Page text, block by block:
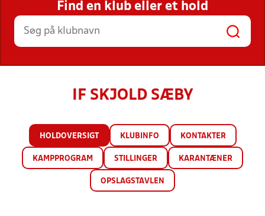
STILLINGER, RESULTATER, KLUBBER OG
HOLD
Find en klub eller et hold
IF SKJOLD SÆBY
HOLDOVERSIGT KLUBINFO KONTAKTER
KAMPPROGRAM STILLINGER KARANTÆNER
OPSLAGSTAVLEN